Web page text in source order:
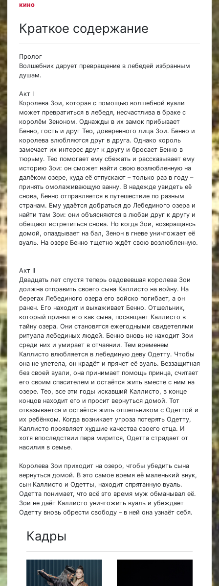
кино
Краткое содержание
Пролог
Волшебник дарует превращение в лебедей избранным
душам.
Акт I
Королева Зои, которая с помощью волшебной вуали
может превратиться в лебедя, несчастлива в браке с
королём Зеноном. Однажды в их замок прибывает
Бенно, гость и друг Тео, доверенного лица Зои. Бенно и
королева влюбляются друг в друга. Однако король
замечает их интерес друг к другу и бросает Бенно в
тюрьму. Тео помогает ему сбежать и рассказывает ему
историю Зои: он сможет найти свою возлюбленную на
далёком озере, куда её отпускают – только раз в году –
принять омолаживающую ванну. В надежде увидеть её
снова, Бенно отправляется в путешествие по разным
странам. Ему удаётся добраться до Лебединого озера и
найти там Зои: они объясняются в любви друг к другу и
обещают встретиться снова. Но когда Зои, возвращаясь
домой, опаздывает на бал, Зенон в гневе уничтожает её
вуаль. На озере Бенно тщетно ждёт свою возлюбленную.
Акт II
Двадцать лет спустя теперь овдовевшая королева Зои
должна отправить своего сына Каллисто на войну. На
берегах Лебединого озера его войско погибает, а он
ранен. Его находит и выхаживает Бенно. Отшельник,
который принял его как сына, посвящает Каллисто в
тайну озера. Они становятся ежегодными свидетелями
ритуала лебединых людей. Бенно вновь не находит Зои
среди них и умирает в отчаянии. Тем временем
Каллисто влюбляется в лебединую деву Одетту. Чтобы
она не улетела, он крадёт и прячет её вуаль. Беззащитная
без своей вуали, она принимает помощь принца, считает
его своим спасителем и остаётся жить вместе с ним на
озере. Тео, все эти годы искавший Каллисто, в конце
концов находит его и просит вернуться домой. Тот
отказывается и остаётся жить отшельником с Одеттой и
их ребёнком. Когда возникает угроза потерять Одетту,
Каллисто проявляет худшие качества своего отца. И
хотя впоследствии пара мирится, Одетта страдает от
насилия в семье.
Королева Зои приходит на озеро, чтобы убедить сына
вернуться домой. В это самое время её маленький внук,
сын Каллисто и Одетты, находит спрятанную вуаль.
Одетта понимает, что всё это время муж обманывал её.
Зои не даёт Каллисто уничтожить вуаль и убеждает
Одетту вновь обрести свободу – в ней она узнаёт себя.
Кадры